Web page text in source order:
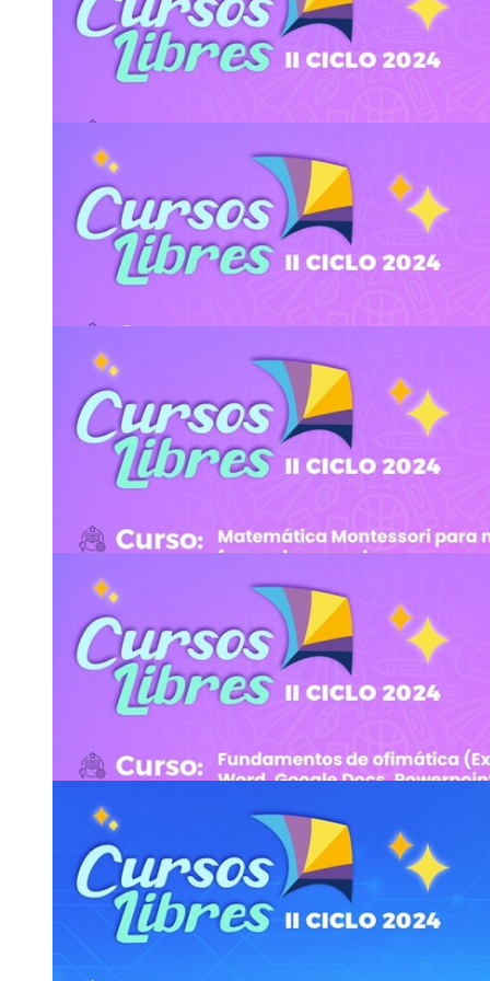
https://cursoslibresso.fundacionucr.org/
Matrícula: del 15 al 24 de julio
Asistencia:presencial
JUL
Cursos - UCR Abierta: Potencia tu liderazgo:
de equipos
https://cursoslibresso.fundacionucr.org/
Matrícula: del lunes 15 al miércoles 24 de julio
2511-7108
JUL
Cursos - UCR Abierta: Taller en redes sociales
https://cursoslibresso.fundacionucr.org/
Matrícula del lunes 22 al martes 30 de julio
extensionwblsdocente.so @ucrhiaq.ac.cr
JUL
Cursos - UCR Abierta: English Camp for those
https://cursoslibresso.fundacionucr.org/
Matrícula del lunes 22 al martes 30 de julio
Asistencia:presencial
15JUL
Cursos - UCR Abierta: Matemática Montessori
forma de aprender.
https://cursoslibresso.fundacionucr.org/
Matrícula: del 15 al 24 de julio
Asistencia:presencial
2511-7108y